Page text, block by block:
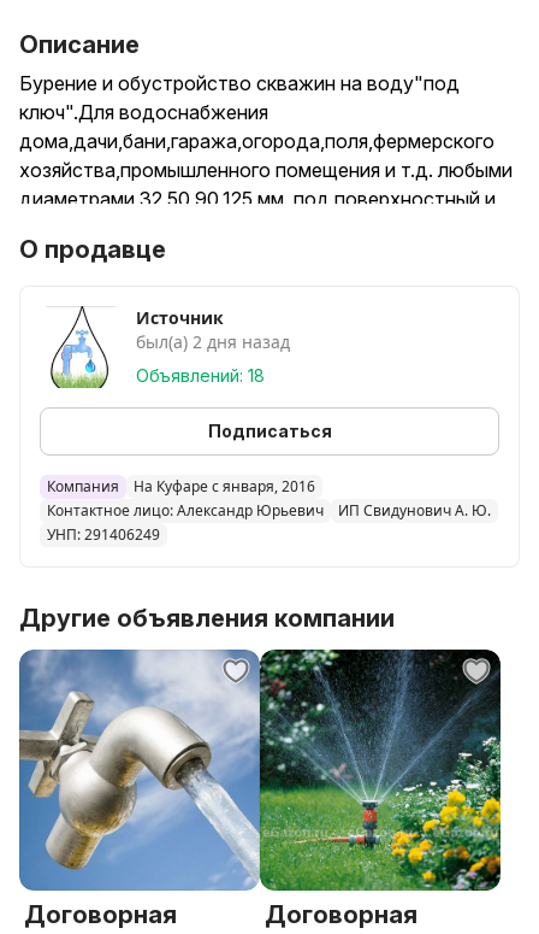
Описание
Бурение и обустройство скважин на воду"под
ключ".Для водоснабжения
дома,дачи,бани,гаража,огорода,поля,фермерского
хозяйства,промышленного помещения и т.д. любыми
диаметрами 32,50,90,125 мм. под поверхностный и
работ.Гарантия,качество,оперативность.Нал/безнал.
О продавце
Источник
был(а) 2 дня назад
Объявлений: 18
Подписаться
Компания
На Куфаре с января, 2016
Контактное лицо: Александр Юрьевич
ИП Свидунович А. Ю.
УНП: 291406249
Другие объявления компании
Договорная Договорная